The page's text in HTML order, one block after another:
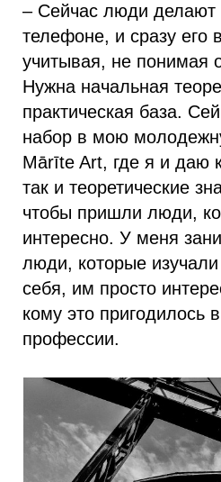
– Сейчас люди
телефоне, и сразу его
учитывая, не понимая
Нужна начальная
практическая база.
набор в мою
Mārīte Art, где я и даю
так и теоретические
чтобы пришли люди,
интересно. У меня
люди, которые
себя, им просто
кому это пригодилось
профессии.